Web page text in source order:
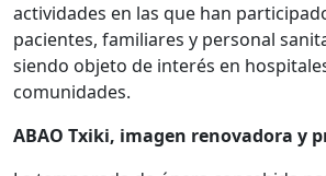
actividades en las que han
pacientes, familiares y personal
siendo objeto de interés en
comunidades.
ABAO Txiki, imagen renovadora y